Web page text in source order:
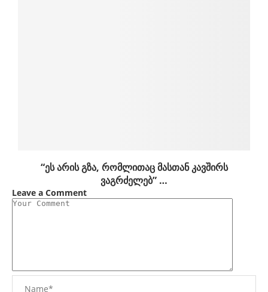
“ეს არის გზა, რომლითაც მასთან კავშირს
ვაგრძელებ” …
Leave a Comment